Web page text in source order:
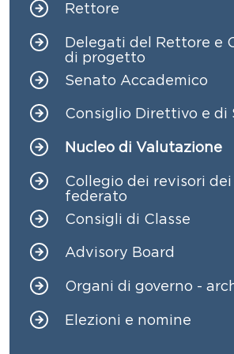
Navigazione principale
Rettore
Delegati del Rettore e
di progetto
Senato Accademico
Consiglio Direttivo e di
Nucleo di Valutazione
Collegio dei revisori
federato
Consigli di Classe
Advisory Board
Organi di governo -
Elezioni e nomine